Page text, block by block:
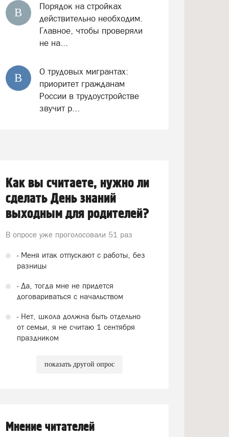
В
Порядок на стройках
действительно необходим.
Главное, чтобы проверяли
не на...
В
О трудовых мигрантах:
приоритет гражданам
России в трудоустройстве
звучит р...
Как вы считаете, нужно ли
сделать День знаний
выходным для родителей?
В опросе уже проголосовали 51 раз
- Меня итак отпускают с работы, без
разницы
- Да, тогда мне не придется
договариваться с начальством
- Нет, школа должна быть отдельно
от семьи, я не считаю 1 сентября
праздником
показать другой опрос
Мнение читателей